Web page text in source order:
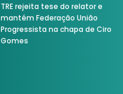
TRE rejeita tese do relator e
mantém Federação União
Progressista na chapa de Ciro
Gomes